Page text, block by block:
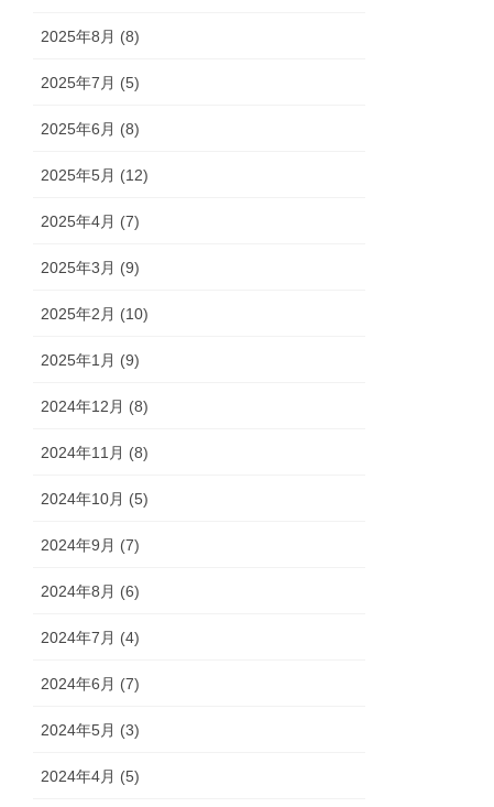
2025年8月 (8)
2025年7月 (5)
2025年6月 (8)
2025年5月 (12)
2025年4月 (7)
2025年3月 (9)
2025年2月 (10)
2025年1月 (9)
2024年12月 (8)
2024年11月 (8)
2024年10月 (5)
2024年9月 (7)
2024年8月 (6)
2024年7月 (4)
2024年6月 (7)
2024年5月 (3)
2024年4月 (5)